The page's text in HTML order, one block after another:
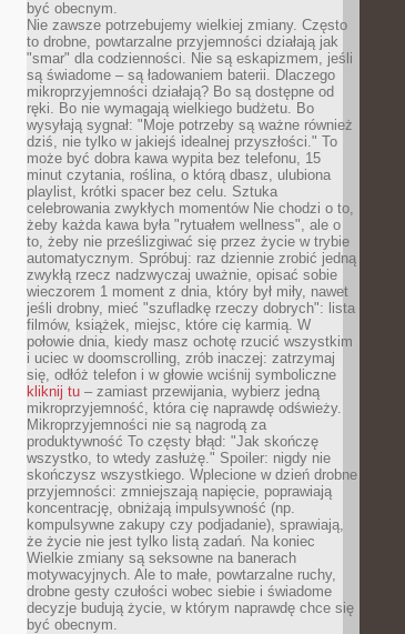
być obecnym.
Nie zawsze potrzebujemy wielkiej zmiany. Często
to drobne, powtarzalne przyjemności działają jak
"smar" dla codzienności. Nie są eskapizmem, jeśli
są świadome – są ładowaniem baterii. Dlaczego
mikroprzyjemności działają? Bo są dostępne od
ręki. Bo nie wymagają wielkiego budżetu. Bo
wysyłają sygnał: "Moje potrzeby są ważne również
dziś, nie tylko w jakiejś idealnej przyszłości." To
może być dobra kawa wypita bez telefonu, 15
minut czytania, roślina, o którą dbasz, ulubiona
playlist, krótki spacer bez celu. Sztuka
celebrowania zwykłych momentów Nie chodzi o to,
żeby każda kawa była "rytuałem wellness", ale o
to, żeby nie prześlizgiwać się przez życie w trybie
automatycznym. Spróbuj: raz dziennie zrobić jedną
zwykłą rzecz nadzwyczaj uważnie, opisać sobie
wieczorem 1 moment z dnia, który był miły, nawet
jeśli drobny, mieć "szufladkę rzeczy dobrych": lista
filmów, książek, miejsc, które cię karmią. W
połowie dnia, kiedy masz ochotę rzucić wszystkim
i uciec w doomscrolling, zrób inaczej: zatrzymaj
się, odłóż telefon i w głowie wciśnij symboliczne
kliknij tu – zamiast przewijania, wybierz jedną
mikroprzyjemność, która cię naprawdę odświeży.
Mikroprzyjemności nie są nagrodą za
produktywność To częsty błąd: "Jak skończę
wszystko, to wtedy zasłużę." Spoiler: nigdy nie
skończysz wszystkiego. Wplecione w dzień drobne
przyjemności: zmniejszają napięcie, poprawiają
koncentrację, obniżają impulsywność (np.
kompulsywne zakupy czy podjadanie), sprawiają,
że życie nie jest tylko listą zadań. Na koniec
Wielkie zmiany są seksowne na banerach
motywacyjnych. Ale to małe, powtarzalne ruchy,
drobne gesty czułości wobec siebie i świadome
decyzje budują życie, w którym naprawdę chce się
być obecnym.